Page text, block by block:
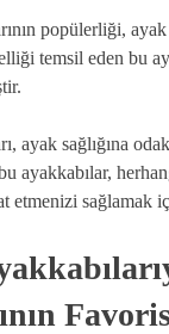
popülerliği,
temsil eden bu
ayak sağlığına
ayakkabılar,
etmenizi sağlamak